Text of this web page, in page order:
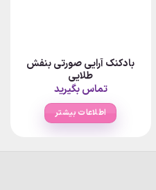
بادکنک آرایی صورتی بنفش
طلایی
تماس بگیرید
اطلاعات بیشتر